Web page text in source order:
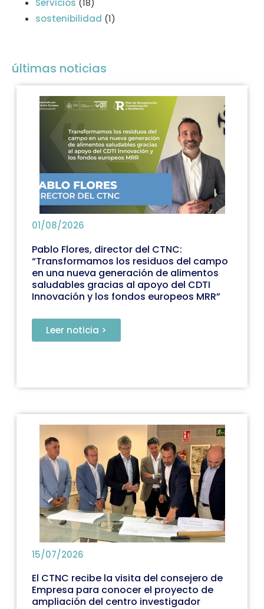
Servicios (18)
sostenibilidad (1)
últimas noticias
01/08/2026
Pablo Flores, director del CTNC:
“Transformamos los residuos del campo
en una nueva generación de alimentos
saludables gracias al apoyo del CDTI
Innovación y los fondos europeos MRR”
Leer noticia >
15/07/2026
El CTNC recibe la visita del consejero de
Empresa para conocer el proyecto de
ampliación del centro investigador